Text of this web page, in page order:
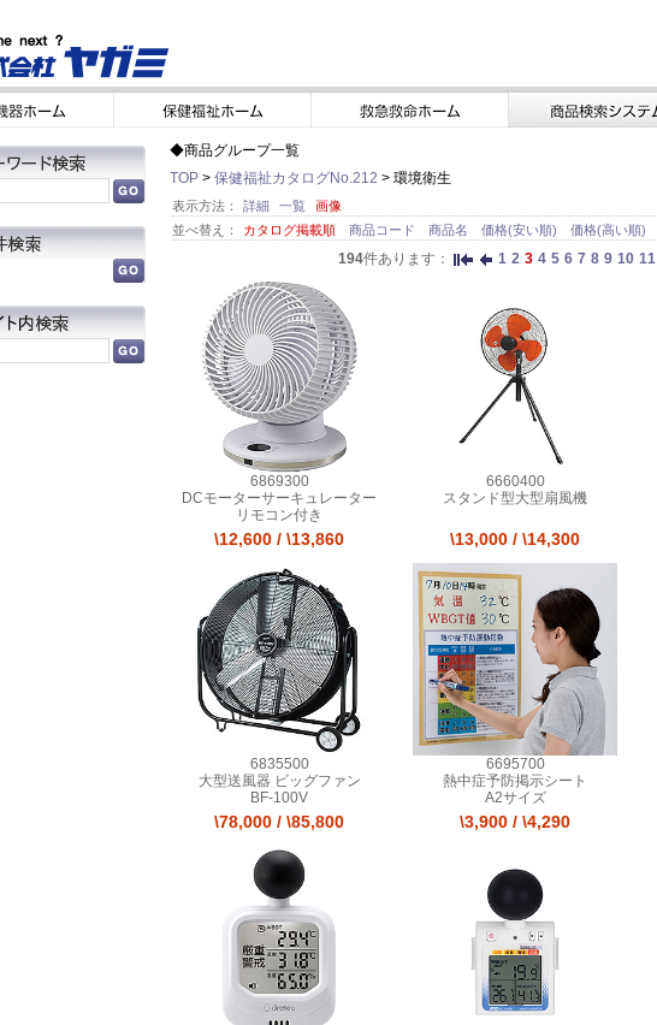
◆商品グループ一覧
TOP > 保健福祉カタログNo.212 > 環境衛生
表示方法： 詳細 一覧
画像
並べ替え：
カタログ掲載順 商品コード 商品名 価格(安い順) 価格(高い順)
194件あります： 1 2 3 4 5 6 7 8 9 10 11
6869300
DCモーターサーキュレーター
リモコン付き
\12,600 / \13,860
6660400
スタンド型大型扇風機
\13,000 / \14,300
6835500
大型送風器 ビッグファン
BF-100V
\78,000 / \85,800
6695700
熱中症予防掲示シート
A2サイズ
\3,900 / \4,290